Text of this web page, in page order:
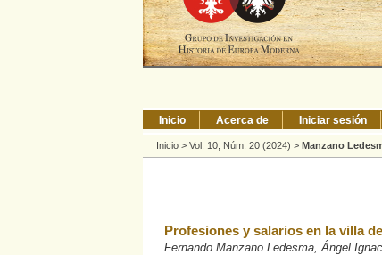
Inicio Acerca de Iniciar sesión
Inicio > Vol. 10, Núm. 20 (2024) > Manzano
Profesiones y salarios en la villa
Fernando Manzano Ledesma, Ángel